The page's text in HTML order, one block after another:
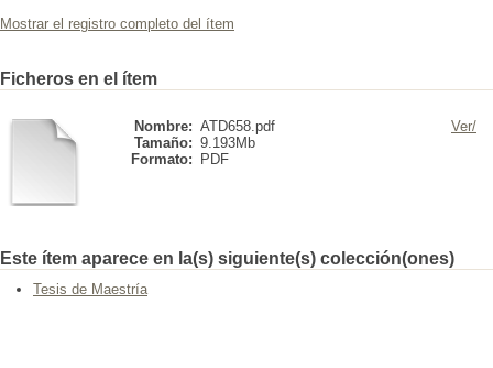
Mostrar el registro completo del ítem
Ficheros en el ítem
Nombre: ATD658.pdf
Tamaño: 9.193Mb
Formato:
PDF
Ver/
Este ítem aparece en la(s) siguiente(s) colección(ones)
Tesis de Maestría